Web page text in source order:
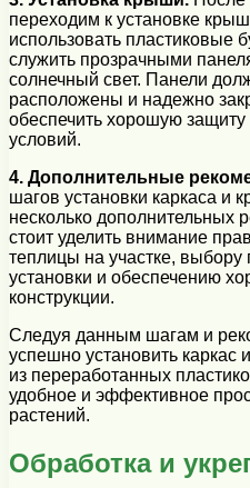
переходим к установке
использовать пластиковые
служить прозрачными
солнечный свет. Панели
расположены и надежно
обеспечить хорошую защиту
условий.
4. Дополнительные
шагов установки каркаса и
несколько дополнительных
стоит уделить внимание
теплицы на участке,
установки и обеспечению
конструкции.
Следуя данным шагам и
успешно установить
из переработанных
удобное и эффективное
растений.
Обработка и